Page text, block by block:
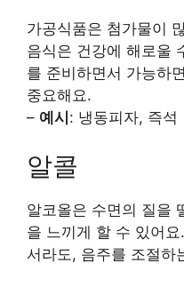
가공식품은 첨가물이
음식은 건강에 해로울
를 준비하면서 가능하
중요해요.
– 예시: 냉동피자, 즉석
알콜
알코올은 수면의 질을
을 느끼게 할 수 있어
서라도, 음주를 조절하